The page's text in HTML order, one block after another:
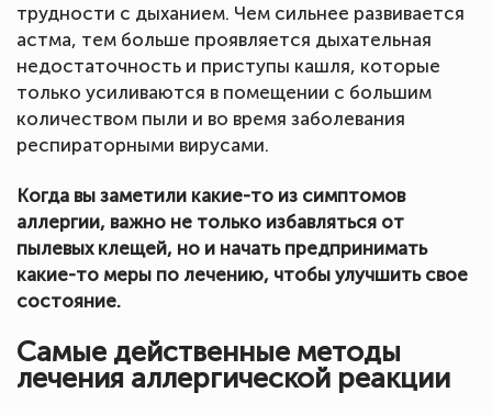
трудности с дыханием. Чем сильнее развивается
астма, тем больше проявляется дыхательная
недостаточность и приступы кашля, которые
только усиливаются в помещении с большим
количеством пыли и во время заболевания
респираторными вирусами.
Когда вы заметили какие-то из симптомов
аллергии, важно не только избавляться от
пылевых клещей, но и начать предпринимать
какие-то меры по лечению, чтобы улучшить свое
состояние.
Самые действенные методы
лечения аллергической реакции